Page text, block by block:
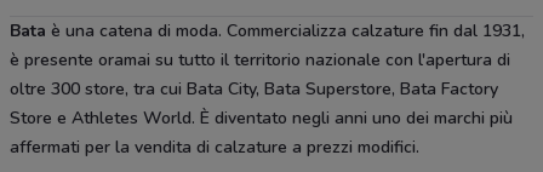
Bata è una catena di moda. Commercializza calzature fin dal 1931,
è presente oramai su tutto il territorio nazionale con l'apertura di
oltre 300 store, tra cui Bata City, Bata Superstore, Bata Factory
Store e Athletes World. È diventato negli anni uno dei marchi più
affermati per la vendita di calzature a prezzi modifici.